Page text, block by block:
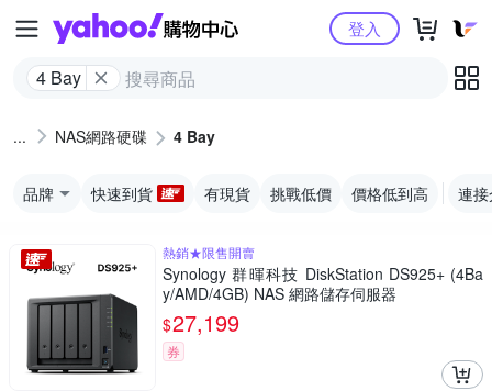
Yahoo購物中心
4 Bay
登入
NAS網路硬碟 4 Bay
品牌 快速到貨 有現貨 挑戰低價 價格低到高 連
熱銷★限售開賣
Synology 群暉科技 DiskStation DS925+ (4Ba
y/AMD/4GB) NAS 網路儲存伺服器
$27,199
券